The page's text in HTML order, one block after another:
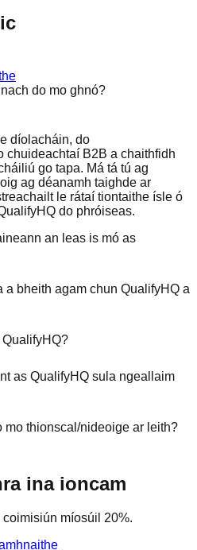
do mo ghnó?
díolacháin, do
chuideachtaí B2B a chaithfidh
go tapa. Má tá tú ag
ag déanamh taighde ar
le rátaí tiontaithe ísle ó
do phróiseas.
an leas is mó as
bheith agam chun QualifyHQ a
as QualifyHQ sula ngeallaim
mo thionscal/nideoige ar leith?
ina ioncam
míosúil 20%.